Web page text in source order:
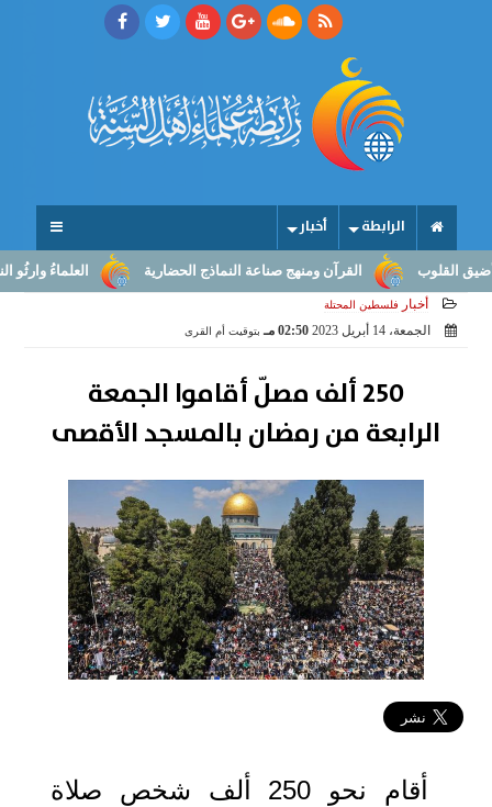
الرابطة أخبار
العلماءُ وارثُو النبوّة: القرآن ومنهج صناعة النماذج الحضارية
أخبار فلسطين المحتلة
الجمعة، 14 أبريل 2023 02:50 مـ بتوقيت أم القرى
250 ألف مصلّ أقاموا الجمعة
الرابعة من رمضان بالمسجد الأقصى
أقام نحو 250 ألف شخص صلاة